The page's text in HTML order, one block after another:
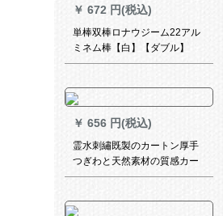
￥ 672 円(税込)
単棒双棒ロナウジーム22アル
ミネム棒【白】【ダブル】
￥ 656 円(税込)
霊水刺繡既製のカートン厚手
つぎわと天然素材の質感カー
ンテームムムムムムの粒麻素
リング完全遮光カーンテージ